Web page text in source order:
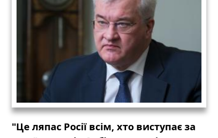
"Це ляпас Росії всім, хто виступає за